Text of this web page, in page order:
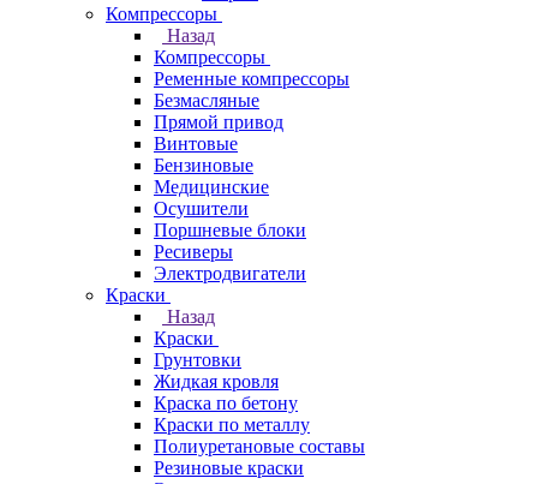
Компрессоры
Назад
Компрессоры
Ременные компрессоры
Безмасляные
Прямой привод
Винтовые
Бензиновые
Медицинские
Осушители
Поршневые блоки
Ресиверы
Электродвигатели
Краски
Назад
Краски
Грунтовки
Жидкая кровля
Краска по бетону
Краски по металлу
Полиуретановые составы
Резиновые краски